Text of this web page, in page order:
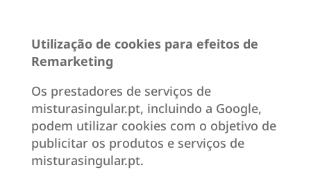
Utilização de cookies para efeitos de
Remarketing
Os prestadores de serviços de
misturasingular.pt, incluindo a Google,
podem utilizar cookies com o objetivo de
publicitar os produtos e serviços de
misturasingular.pt.